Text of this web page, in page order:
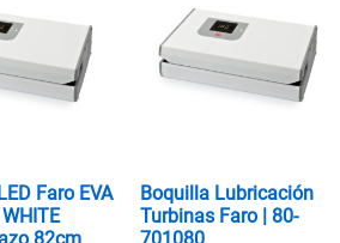
Faro EVA
82cm
Boquilla Lubricación
Turbinas Faro | 80-
701080